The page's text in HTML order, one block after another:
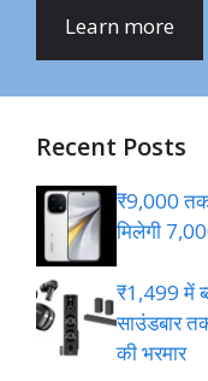
Learn more
Recent Posts
₹9,000 तक
मिलेगी
₹1,499 में
साउंडबार
की भरमार